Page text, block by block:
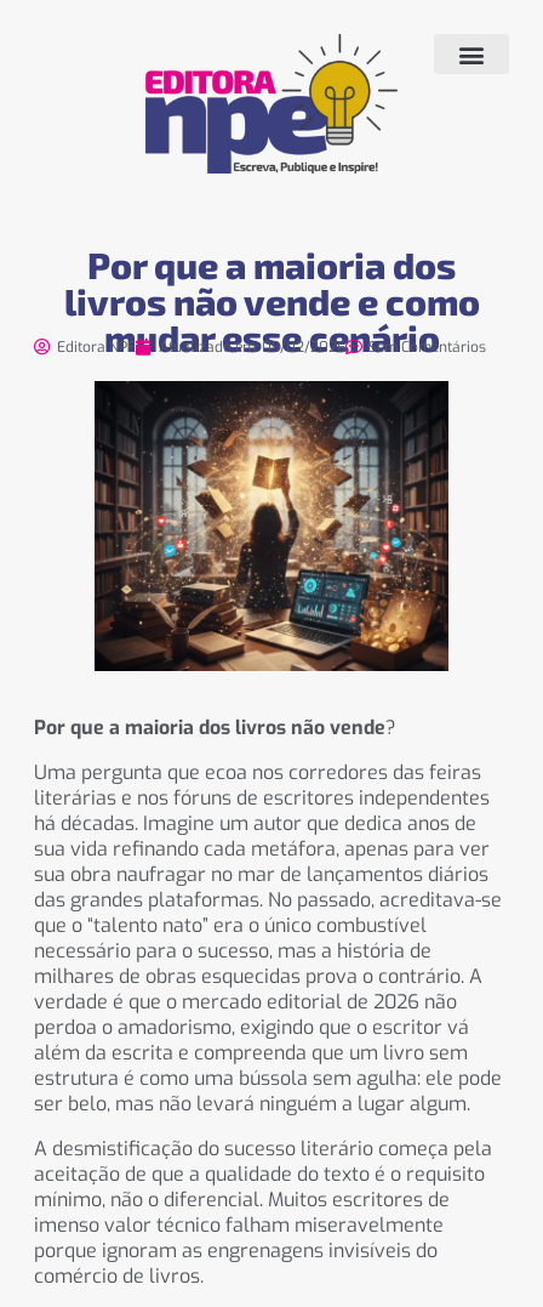
Por que a maioria dos
livros não vende e como
mudar esse cenário
Editora NPE Atualizado em: 09/02/2026 Sem Comentários
Por que a maioria dos livros não vende?
Uma pergunta que ecoa nos corredores das feiras
literárias e nos fóruns de escritores independentes
há décadas. Imagine um autor que dedica anos de
sua vida refinando cada metáfora, apenas para ver
sua obra naufragar no mar de lançamentos diários
das grandes plataformas. No passado, acreditava-se
que o “talento nato” era o único combustível
necessário para o sucesso, mas a história de
milhares de obras esquecidas prova o contrário. A
verdade é que o mercado editorial de 2026 não
perdoa o amadorismo, exigindo que o escritor vá
além da escrita e compreenda que um livro sem
estrutura é como uma bússola sem agulha: ele pode
ser belo, mas não levará ninguém a lugar algum.
A desmistificação do sucesso literário começa pela
aceitação de que a qualidade do texto é o requisito
mínimo, não o diferencial. Muitos escritores de
imenso valor técnico falham miseravelmente
porque ignoram as engrenagens invisíveis do
comércio de livros.